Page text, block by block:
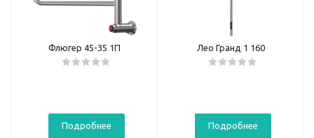
Флюгер 45-35 1П
Подробнее
Лео Гранд 1 160
Подробнее